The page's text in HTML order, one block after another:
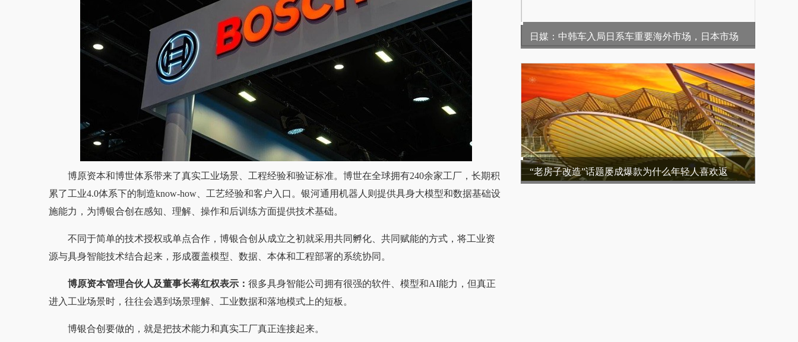
博原资本和博世体系带来了真实工业场景、工程经验和验证标准。博世在全球拥有240余家工厂，长期积
累了工业4.0体系下的制造know-how、工艺经验和客户入口。银河通用机器人则提供具身大模型和数据基础设
施能力，为博银合创在感知、理解、操作和后训练方面提供技术基础。
不同于简单的技术授权或单点合作，博银合创从成立之初就采用共同孵化、共同赋能的方式，将工业资
源与具身智能技术结合起来，形成覆盖模型、数据、本体和工程部署的系统协同。
博原资本管理合伙人及董事长蒋红权表示： 很多具身智能公司拥有很强的软件、模型和AI能力，但真正
进入工业场景时，往往会遇到场景理解、工业数据和落地模式上的短板。
博银合创要做的，就是把技术能力和真实工厂真正连接起来。
日媒：中韩车入局日系车重要海外市场，日本市场
“老房子改造”话题屡成爆款为什么年轻人喜欢返